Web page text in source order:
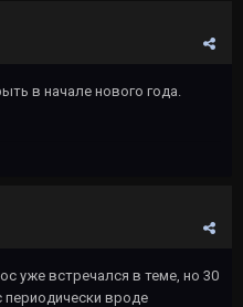
в начале нового года.
уже встречался в теме, но 30
периодически вроде